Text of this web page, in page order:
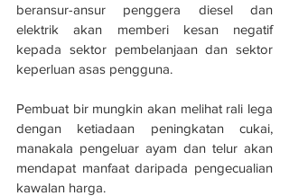
beransur-ansur penggera diesel dan
elektrik akan memberi kesan negatif
kepada sektor pembelanjaan dan sektor
keperluan asas pengguna.
Pembuat bir mungkin akan melihat rali lega
dengan ketiadaan peningkatan cukai,
manakala pengeluar ayam dan telur akan
mendapat manfaat daripada pengecualian
kawalan harga.